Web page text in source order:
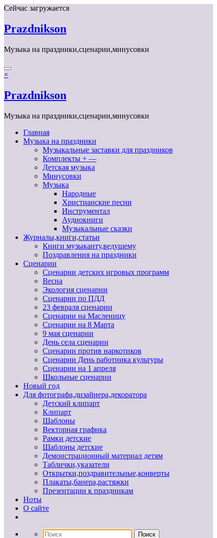
Перейти
содержимому
Сейчас загружается
Prazdnikson
Музыка на праздники,сценарии,минусовки
×
Prazdnikson
Музыка на праздники,сценарии,минусовки
Главная
Музыка на праздники
Музыкальные заставки для праздников
Комплекты + —
Детская музыка
Минусовки
Музыка
Народные
Христианские песни
Инструментал
Аудиокниги
Музыкальные сказки
Журналы,книги,статьи
Книги музыканту,ведущему
Поздравления на праздники
Сценарии
Сценарии детских игровых программ
Весна
Экология сценарии
Сценарии по ПДД
23 февраля сценарии
Сценарии на Масленицу
Сценарии на 8 Марта
9 мая сценарии
День села сценарии
Сценарии против наркотиков
Сценарии День работника культуры
Сценарии на 1 апреля
Школьные сценарии
Новый год
Для фотографа,дизайнера,декоратора
Детский клипарт
Клипарт
Шаблоны
Векторная графика
Рамки детские
Шаблоны детские
Демонстрационный материал детям
Таблички,указатели
Открытки,поздравительные,конверты
Плакаты,банера,растяжки
Презентации к праздникам
Ноты
О сайте